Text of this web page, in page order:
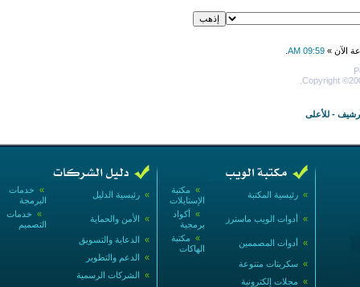
الآن » 09:59 AM
Copyright
- للأعلى
» خدمات
البرمجة
» رئيسية الدليل
» خدمات
التصميم
» الأمن والحماية
» الدعاية والتسويق
» الدعم والتطوير
» الشركات الرسمية
» مكتبة
الإستايلات
» رئيسية المكتبة
» أكواد
برمجية
» أدوات الويب ماسترز
» مكتبة
الهاكات
» أدوات المصممين
» سكربتات متنوعة
» مجلات إلكترونية